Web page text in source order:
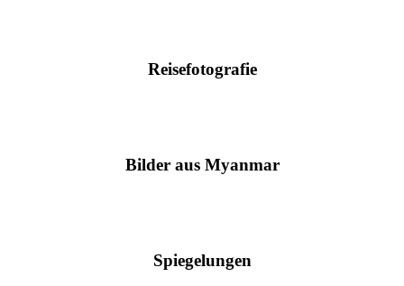
Reisefotografie
Bilder aus Myanmar
Spiegelungen